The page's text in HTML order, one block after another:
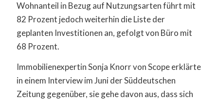
Wohnanteil in Bezug auf Nutzungsarten führt mit
82 Prozent jedoch weiterhin die Liste der
geplanten Investitionen an, gefolgt von Büro mit
68 Prozent.
Immobilienexpertin Sonja Knorr von Scope erklärte
in einem Interview im Juni der Süddeutschen
Zeitung gegenüber, sie gehe davon aus, dass sich